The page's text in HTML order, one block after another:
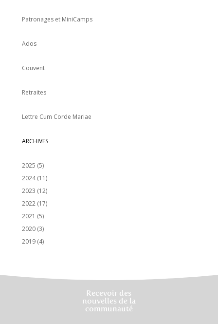
Patronages et MiniCamps
Ados
Couvent
Retraites
Lettre Cum Corde Mariae
ARCHIVES
2025 (5)
2024(11)
2023 (12)
2022(17)
2021 (5)
2020(3)
2019(4)
Recevoir des
nouvelles de la
communauté